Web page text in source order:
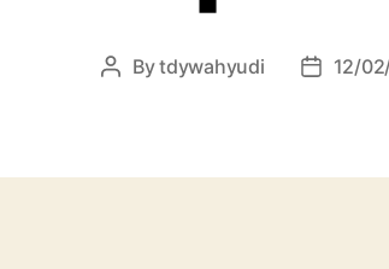
Post
Bytdywahyudi
Post12/